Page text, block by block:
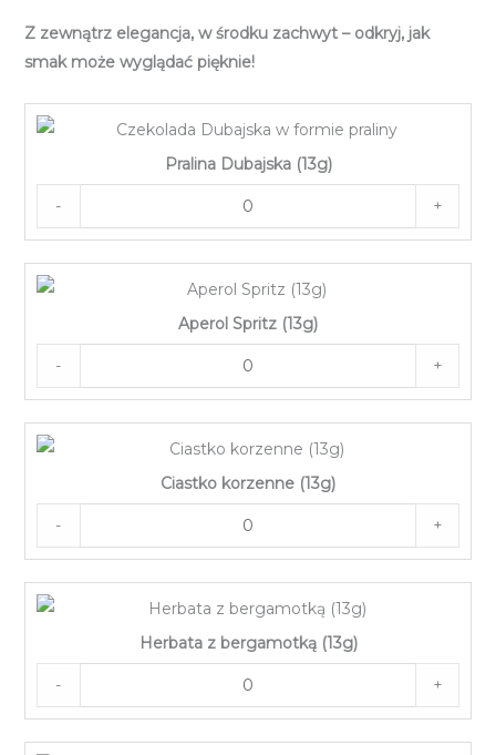
Z zewnątrz elegancja, w środku zachwyt – odkryj, jak
smak może wyglądać pięknie!
Pralina Dubajska (13g)
- +
Aperol Spritz (13g)
- +
Ciastko korzenne (13g)
- +
Herbata z bergamotką (13g)
- +